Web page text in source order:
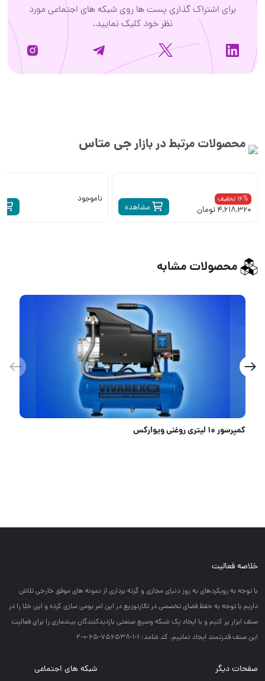
برای اشتراک گذاری پست ها روی شبکه های اجتماعی مورد
نظر خود کلیک نمایید.
محصولات مرتبط در بازارجی متاس
مشاهده
16% تخفیف
4,618,320 تومان
ناموجود
محصولات مشابه
🟦تراز لیزری ماکیتا
خلاصه فعالیت
با توجه به رويكردهاي به روز دنياي مجازي و گرته برداري از نمونه هاي موفق خارجي تلاش
داريم با توجه به حفظ فضاي تخصصي در تالارتوزيع در اين امر بومي سازي كرده و اين خلا را در
صنف ابزار پر كنيم و با ايجاد يك شبكه وسيع صنعتي بازديدكنندگان بيشماري را براي فعاليت
اين صنف قدرتمند ايجاد نماييم. کد شامد: 1-1-756538-65-0-2
صفحات دیگر
شبکه های اجتماعی